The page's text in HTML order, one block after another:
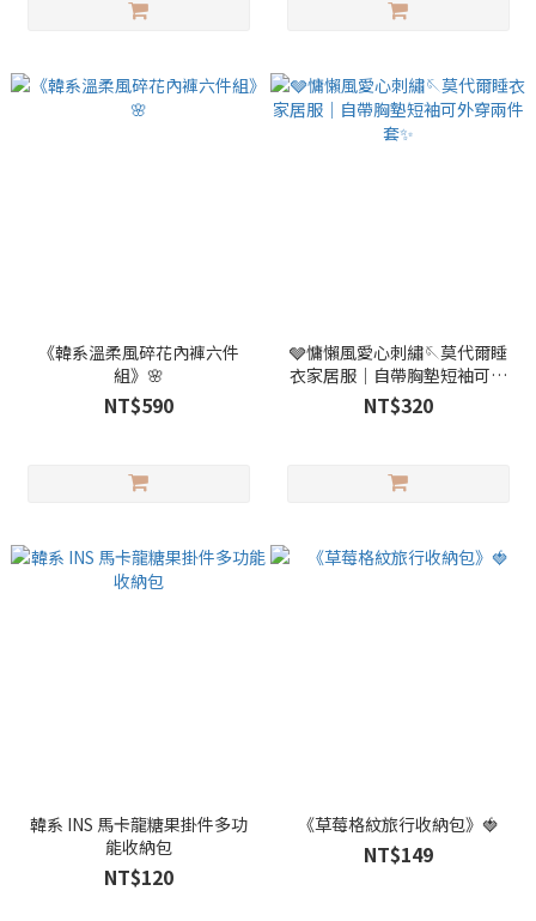
《韓系溫柔風碎花內褲六件
組》🌸
NT$590
🩶慵懶風愛心刺繡🪡莫代爾睡
衣家居服｜自帶胸墊短袖可外
穿兩件套✨
NT$320
韓系 INS 馬卡龍糖果掛件多功
能收納包
NT$120
《草莓格紋旅行收納包》🍓
NT$149